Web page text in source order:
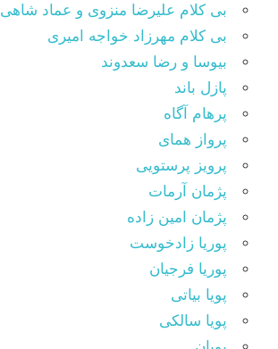
بی کلام علیرضا منزوی و عماد شاهی
بی کلام مهرزاد خواجه امیری
بیوسا و رضا سعدوند
پازل باند
پرهام آگاه
پرواز همای
پرویز پرستویی
پژمان آرمات
پژمان امین زاده
پوریا زادخوست
پوریا فرجیان
پویا بیاتی
پویا سالکی